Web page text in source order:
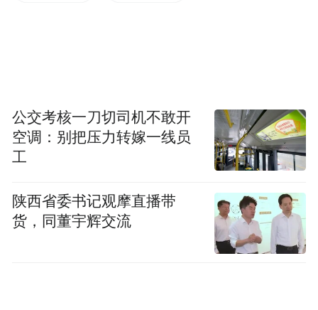
公交考核一刀切司机不敢开
空调：别把压力转嫁一线员
工
陕西省委书记观摩直播带
货，同董宇辉交流